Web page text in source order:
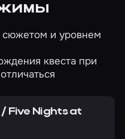
сюжетом и уровнем
квеста при
Five Nights at